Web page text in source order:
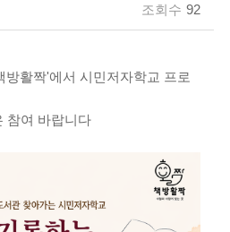
조회수 92
방활짝'에서 시민저자학교 프로
참여 바랍니다